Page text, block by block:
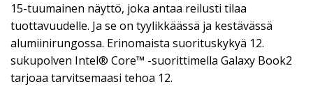
15-tuumainen näyttö, joka antaa reilusti tilaa
tuottavuudelle. Ja se on tyylikkäässä ja kestävässä
alumiinirungossa. Erinomaista suorituskykyä 12.
sukupolven Intel® Core™ -suorittimella Galaxy Book2
tarjoaa tarvitsemaasi tehoa 12.